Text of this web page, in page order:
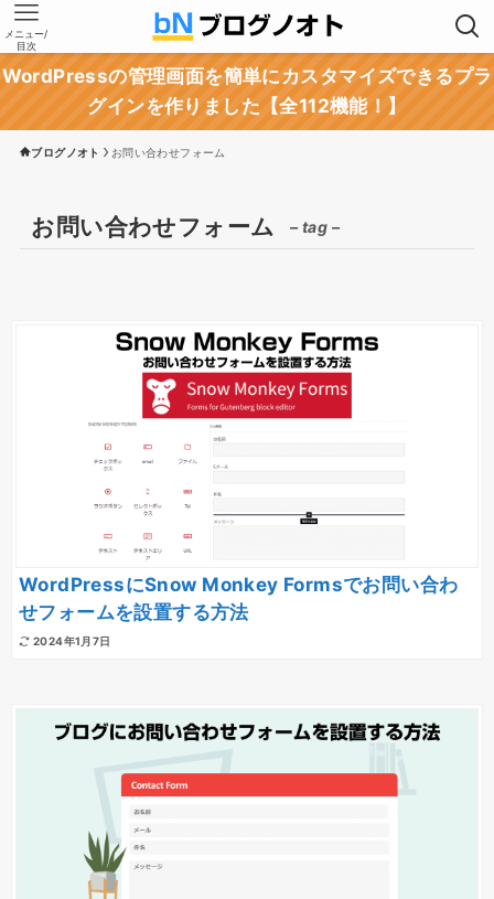
メニュー/
目次
WordPressの管理画面を簡単にカスタマイズできるプラ
グインを作りました【全112機能！】
ブログノオト お問い合わせフォーム
お問い合わせフォーム – tag –
WordPressにSnow Monkey Formsでお問い合わ
せフォームを設置する方法
2024年1月7日